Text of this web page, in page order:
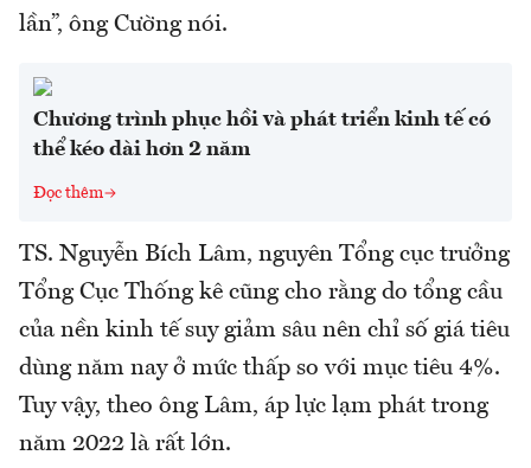
lần”, ông Cường nói.
Chương trình phục hồi và phát triển kinh tế có
thể kéo dài hơn 2 năm
Đọc thêm
TS. Nguyễn Bích Lâm, nguyên Tổng cục trưởng
Tổng Cục Thống kê cũng cho rằng do tổng cầu
của nền kinh tế suy giảm sâu nên chỉ số giá tiêu
dùng năm nay ở mức thấp so với mục tiêu 4%.
Tuy vậy, theo ông Lâm, áp lực lạm phát trong
năm 2022 là rất lớn.